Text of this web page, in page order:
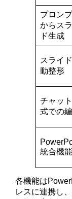
プロン
からス
ド生成
スライ
動整形
チャッ
式での
統合機能
各機能は
レスに連携し